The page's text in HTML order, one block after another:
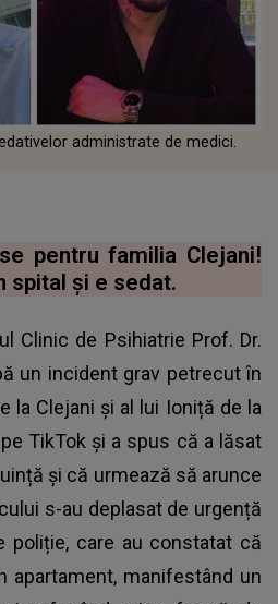
administrate de medici.
pentru familia Clejani!
spital și e sedat.
Clinic de Psihiatrie Prof. Dr.
un incident grav petrecut în
la Clejani și al lui Ioniță de la
TikTok și a spus că a lăsat
și că urmează să arunce
s-au deplasat de urgență
poliție, care au constatat că
apartament, manifestând un